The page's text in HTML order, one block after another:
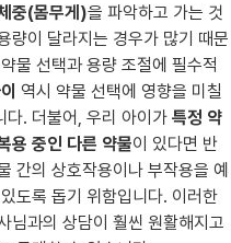
중(몸무게)을 파악하고 가는 것
량이 달라지는 경우가 많기 때문
물 선택과 용량 조절에 필수적
역시 약물 선택에 영향을 미칠
다. 더불어, 우리 아이가 특정 약
용 중인 다른 약물이 있다면 반
간의 상호작용이나 부작용을 예
도록 돕기 위함입니다. 이러한
님과의 상담이 훨씬 원활해지고